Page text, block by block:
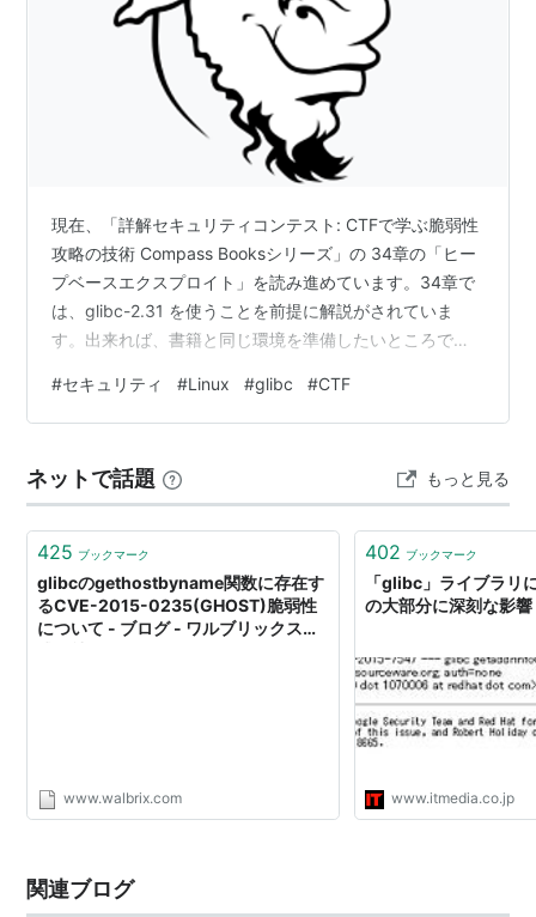
現在、「詳解セキュリティコンテスト: CTFで学ぶ脆弱性
攻略の技術 Compass Booksシリーズ」の 34章の「ヒー
プベースエクスプロイト」を読み進めています。34章で
は、glibc-2.31 を使うことを前提に解説がされていま
す。出来れば、書籍と同じ環境を準備したいところで
使われていた？そうなのですが、現在は、少し古いバー
ジョンの glibc です。現在、Parrot OS 6.1 を使ってます
記事では、システムの glibc とは異なるバージョ…
#セキュリティ #Linux #glibc #CTF
ネットで話題 もっと見る
425 ブックマーク
glibcのgethostbyname関数に存在す
るCVE-2015-0235(GHOST)脆弱性
について - ブログ - ワルブリックス株
www.walbrix.com
402 ブックマーク
「glibc」ライブラリ
の大部分に深刻な影響
www.itmedia.co.jp
関連ブログ